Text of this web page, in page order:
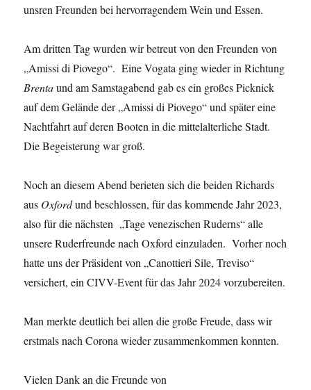
unsren Freunden bei hervorragendem Wein und Essen.
Am dritten Tag wurden wir betreut von den Freunden von
„Amissi di Piovego“. Eine Vogata ging wieder in Richtung
Brentaund am Samstagabend gab es ein großes Picknick
auf dem Gelände der „Amissi di Piovego“ und später eine
Nachtfahrt auf deren Booten in die mittelalterliche Stadt.
Die Begeisterung war groß.
Noch an diesem Abend berieten sich die beiden Richards
aus Oxfordund beschlossen, für das kommende Jahr 2023,
also für die nächsten „Tage venezischen Ruderns“ alle
unsere Ruderfreunde nach Oxford einzuladen. Vorher noch
hatte uns der Präsident von „Canottieri Sile, Treviso“
versichert, ein CIVV-Event für das Jahr 2024 vorzubereiten.
Man merkte deutlich bei allen die große Freude, dass wir
erstmals nach Corona wieder zusammenkommen konnten.
Vielen Dank an die Freunde von